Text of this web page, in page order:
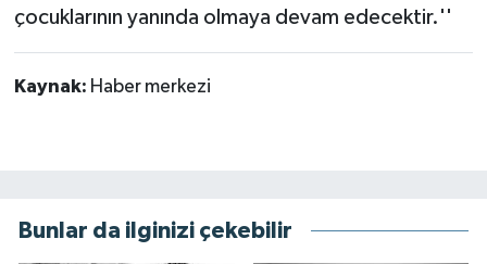
çocuklarının yanında olmaya devam edecektir.''
Kaynak: Haber merkezi
Bunlar da ilginizi çekebilir